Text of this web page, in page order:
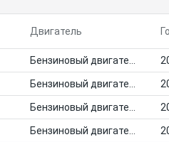
Двигатель